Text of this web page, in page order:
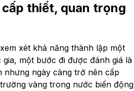
cấp thiết, quan trọng
xét khả năng thành lập một
gia, một bước đi được đánh giá là
nhưng ngày càng trở nên cấp
vàng trong nước biến động